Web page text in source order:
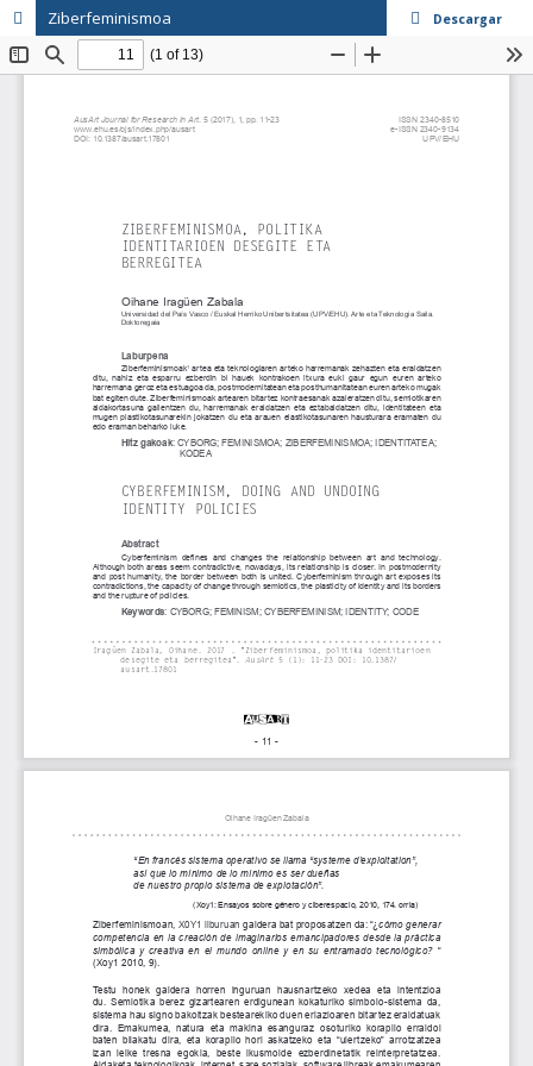
Ziberfeminismoa Descargar